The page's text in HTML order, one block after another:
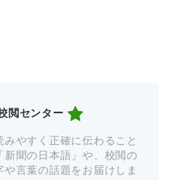
閲センター
みやすく正確に伝わること
新聞の日本語」や、校閲の
や言葉の話題をお届けしま